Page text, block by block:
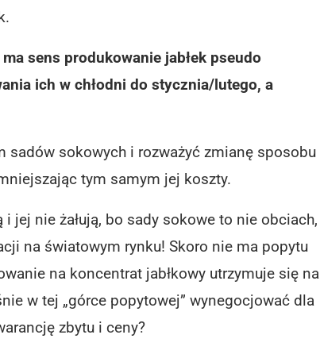
sens produkowanie jabłek pseudo
ich w chłodni do stycznia/lutego, a
sokowych i rozważyć zmianę sposobu
tym samym jej koszty.
jej nie żałują, bo sady sokowe to nie obciach,
na światowym rynku! Skoro nie ma popytu
na koncentrat jabłkowy utrzymuje się na
w tej „górce popytowej” wynegocjować dla
zbytu i ceny?